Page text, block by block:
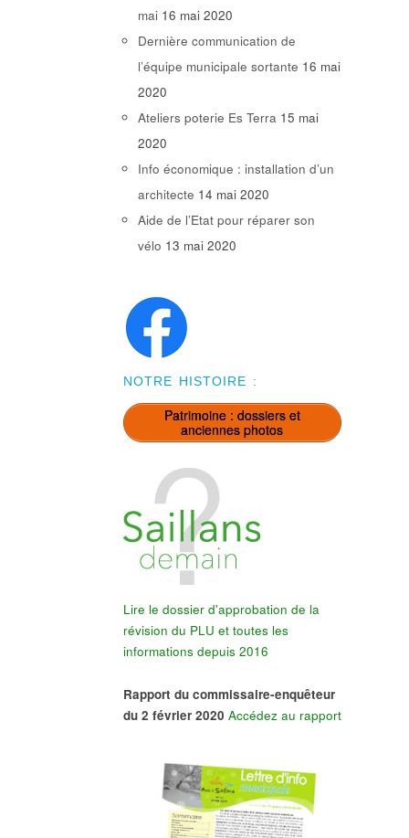
mai 16 mai 2020
Dernière communication de
l’équipe municipale sortante 16 mai
2020
Ateliers poterie Es Terra 15 mai
2020
Info économique : installation d’un
architecte 14 mai 2020
Aide de l’Etat pour réparer son
vélo 13 mai 2020
NOTRE HISTOIRE :
Patrimoine : dossiers et
anciennes photos
Lire le dossier d'approbation de la
révision du PLU et toutes les
informations depuis 2016
Rapport du commissaire-enquêteur
du 2 février 2020 Accédez au rapport